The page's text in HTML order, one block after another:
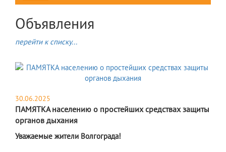
Объявления
перейти к списку...
30.06.2025
ПАМЯТКА населению о простейших средствах защиты
органов дыхания
Уважаемые жители Волгограда!